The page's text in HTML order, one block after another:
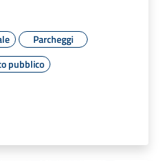
Parcheggi
pubblico